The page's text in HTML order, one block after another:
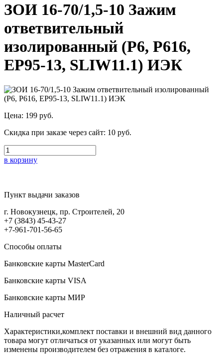
ЗОИ 16-70/1,5-10 Зажим
ответвительный
изолированный (Р6, Р616,
ЕР95-13, SLIW11.1) ИЭК
Цена: 199 руб.
Скидка при заказе через сайт: 10 руб.
в корзину
Пункт выдачи заказов
г. Новокузнецк, пр. Строителей, 20
+7 (3843) 45-43-27
+7-961-701-56-65
Способы оплаты
Банковские карты MasterCard
Банковские карты VISA
Банковские карты МИР
Наличный расчет
Характеристики,комплект поставки и внешний вид данного
товара могут отличаться от указанных или могут быть
изменены производителем без отражения в каталоге.